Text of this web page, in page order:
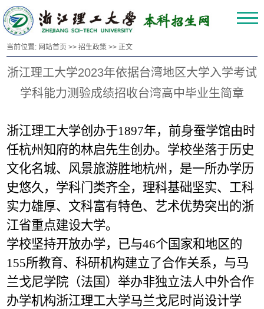
当前位置: 网站首页 >>招生政策 >> 正文
浙江理工大学2023年依据台湾地区大学入学考试
学科能力测验成绩招收台湾高中毕业生简章
浙江理工大学创办于1897年，前身蚕学馆由时
任杭州知府的林启先生创办。学校坐落于历史
文化名城、风景旅游胜地杭州，是一所办学历
史悠久，学科门类齐全，理科基础坚实、工科
实力雄厚、文科富有特色、 艺术优势突出的浙
江省重点建设大学。
学校坚持开放办学，已与46个国家和地区的
155所教育、科研机构建立了合作关系，与马
兰戈尼学院（法国）举办非独立法人中外合作
办学机构浙江理工大学马兰戈尼时尚设计学